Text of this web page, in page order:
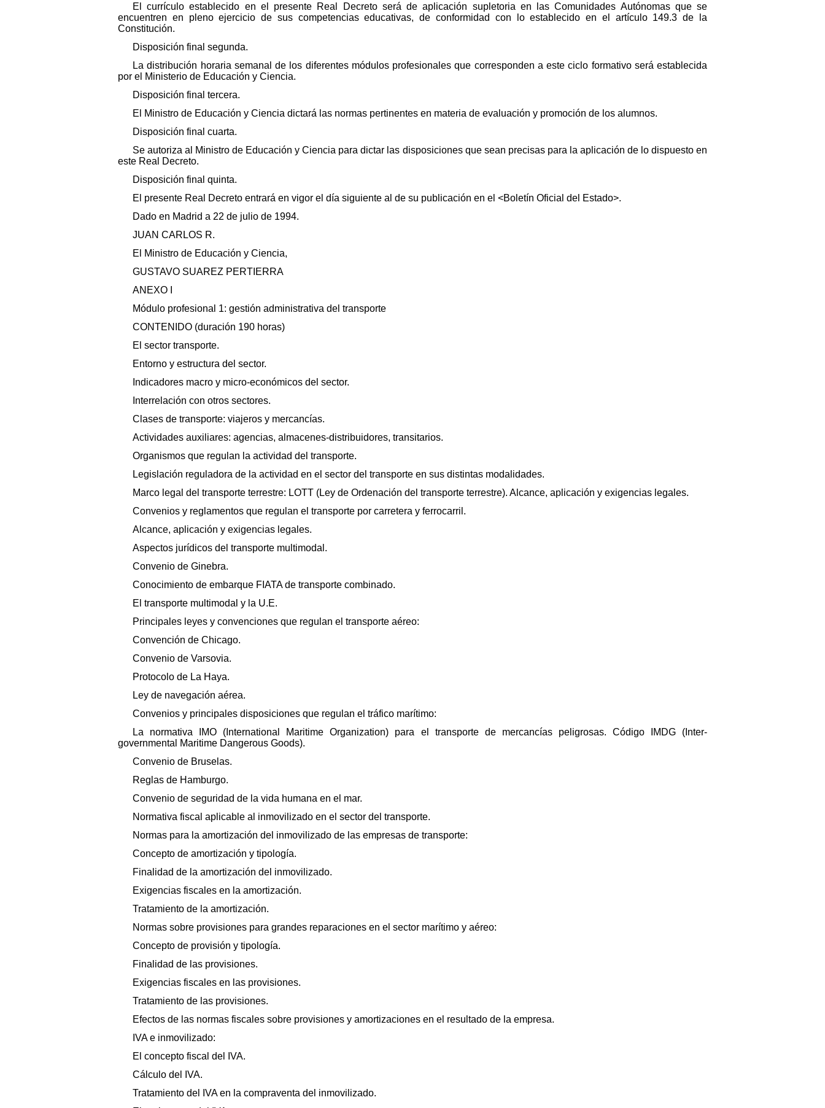
El currículo establecido en el presente Real Decreto será de aplicación supletoria en las Comunidades Autónomas que se
encuentren en pleno ejercicio de sus competencias educativas, de conformidad con lo establecido en el artículo 149.3 de la
Constitución.
Disposición final segunda.
La distribución horaria semanal de los diferentes módulos profesionales que corresponden a este ciclo formativo será establecida
por el Ministerio de Educación y Ciencia.
Disposición final tercera.
El Ministro de Educación y Ciencia dictará las normas pertinentes en materia de evaluación y promoción de los alumnos.
Disposición final cuarta.
Se autoriza al Ministro de Educación y Ciencia para dictar las disposiciones que sean precisas para la aplicación de lo dispuesto en
este Real Decreto.
Disposición final quinta.
El presente Real Decreto entrará en vigor el día siguiente al de su publicación en el <Boletín Oficial del Estado>.
Dado en Madrid a 22 de julio de 1994.
JUAN CARLOS R.
El Ministro de Educación y Ciencia,
GUSTAVO SUAREZ PERTIERRA
ANEXO I
Módulo profesional 1: gestión administrativa del transporte
CONTENIDO (duración 190 horas)
El sector transporte.
Entorno y estructura del sector.
Indicadores macro y micro-económicos del sector.
Interrelación con otros sectores.
Clases de transporte: viajeros y mercancías.
Actividades auxiliares: agencias, almacenes-distribuidores, transitarios.
Organismos que regulan la actividad del transporte.
Legislación reguladora de la actividad en el sector del transporte en sus distintas modalidades.
Marco legal del transporte terrestre: LOTT (Ley de Ordenación del transporte terrestre). Alcance, aplicación y exigencias legales.
Convenios y reglamentos que regulan el transporte por carretera y ferrocarril.
Alcance, aplicación y exigencias legales.
Aspectos jurídicos del transporte multimodal.
Convenio de Ginebra.
Conocimiento de embarque FIATA de transporte combinado.
El transporte multimodal y la U.E.
Principales leyes y convenciones que regulan el transporte aéreo:
Convención de Chicago.
Convenio de Varsovia.
Protocolo de La Haya.
Ley de navegación aérea.
Convenios y principales disposiciones que regulan el tráfico marítimo:
La normativa IMO (International Maritime Organization) para el transporte de mercancías peligrosas. Código IMDG (Inter-
governmental Maritime Dangerous Goods).
Convenio de Bruselas.
Reglas de Hamburgo.
Convenio de seguridad de la vida humana en el mar.
Normativa fiscal aplicable al inmovilizado en el sector del transporte.
Normas para la amortización del inmovilizado de las empresas de transporte:
Concepto de amortización y tipología.
Finalidad de la amortización del inmovilizado.
Exigencias fiscales en la amortización.
Tratamiento de la amortización.
Normas sobre provisiones para grandes reparaciones en el sector marítimo y aéreo:
Concepto de provisión y tipología.
Finalidad de las provisiones.
Exigencias fiscales en las provisiones.
Tratamiento de las provisiones.
Efectos de las normas fiscales sobre provisiones y amortizaciones en el resultado de la empresa.
IVA e inmovilizado:
El concepto fiscal del IVA.
Cálculo del IVA.
Tratamiento del IVA en la compraventa del inmovilizado.